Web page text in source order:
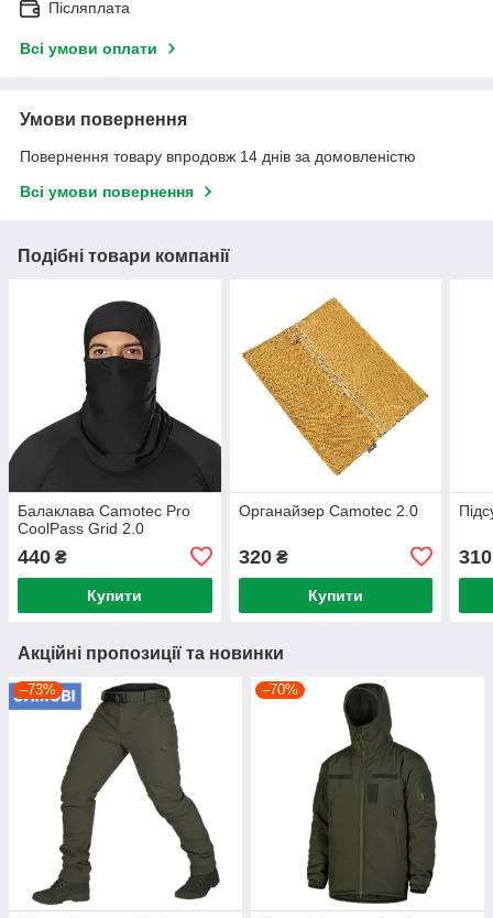
Післяплата
Всі умови оплати
Умови повернення
Повернення товару впродовж 14 днів за домовленістю
Всі умови повернення
Подібні товари компанії
Балаклава Camotec Pro
CoolPass Grid 2.0
440 ₴
Купити
Органайзер Camotec 2.0
320₴
Купити
310
Акційні пропозиції та новинки
–73% –70%